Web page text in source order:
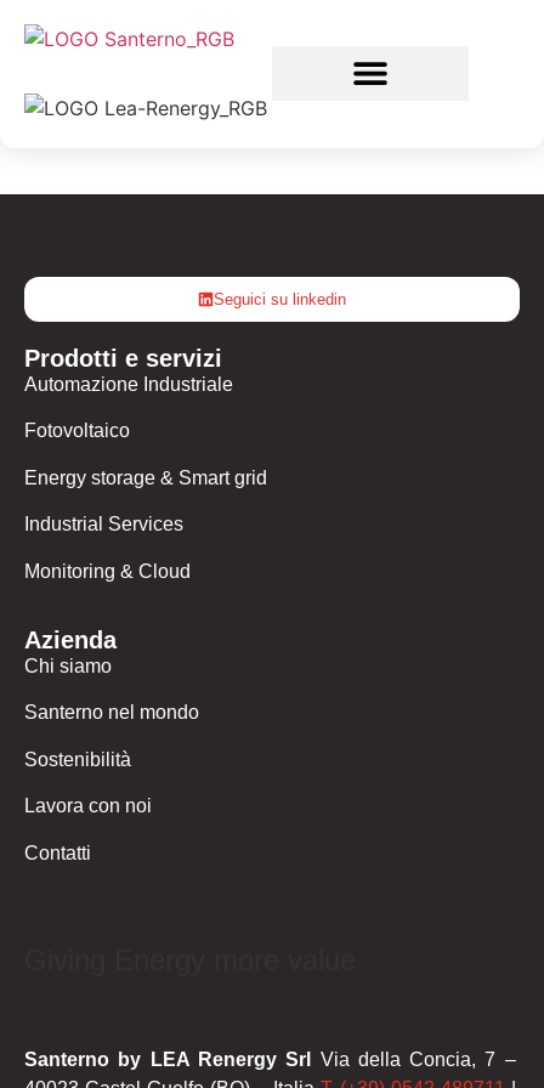
Seguici su linkedin
Prodotti e servizi
Automazione Industriale
Fotovoltaico
Energy storage & Smart grid
Industrial Services
Monitoring & Cloud
Azienda
Chi siamo
Santerno nel mondo
Sostenibilità
Lavora con noi
Contatti
Santerno by LEA Renergy Srl Via della Concia, 7 –